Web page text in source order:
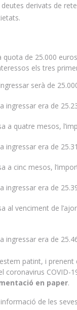
deutes derivats de
de 25.000
els tres
serà de
ingressar era de
a quatre mesos,
ingressar era de
a cinc mesos,
ingressar era de
al venciment de
ingressar era de
patint, i
coronavirus COVID-
en paper.
de les